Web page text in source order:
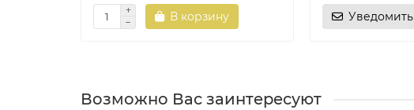
В корзину Уведомить
Возможно Вас заинтересуют